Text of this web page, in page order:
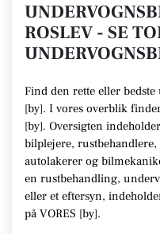
ROSLEV - SE
Find den rette eller
[by]. I vores overblik
[by]. Oversigten
bilplejere,
autolakerer og
en rustbehandling,
eller et eftersyn,
på VORES [by].